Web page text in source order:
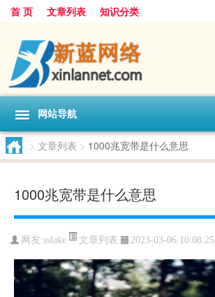
首 页 文章列表 知识分类
网站导航
> 文章列表 > 1000兆宽带是什么意思
1000兆宽带是什么意思
网友:sslake 文章列表 2023-03-06 10:08:25